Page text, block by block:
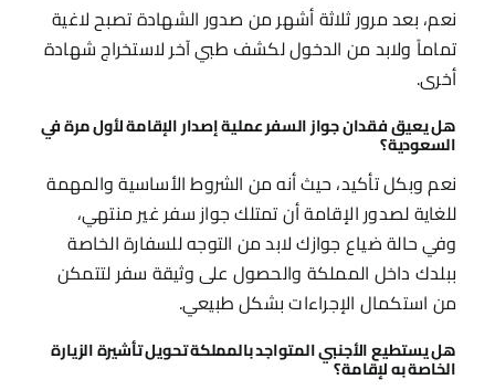
نعم، بعد مرور ثلاثة أشهر من صدور الشهادة تصبح لاغية
تماماً ولابد من الدخول لكشف طبي آخر لاستخراج شهادة
أخرى.
هل يعيق فقدان جواز السفر عملية إصدار الإقامة لأول مرة في
السعودية؟
نعم وبكل تأكيد، حيث أنه من الشروط الأساسية والمهمة
للغاية لصدور الإقامة أن تمتلك جواز سفر غير منتهي،
وفي حالة ضياع جوازك لابد من التوجه للسفارة الخاصة
ببلدك داخل المملكة والحصول على وثيقة سفر لتتمكن
من استكمال الإجراءات بشكل طبيعي.
هل يستطيع الأجنبي المتواجد بالمملكة تحويل تأشيرة الزيارة
الخاصة به لإقامة؟